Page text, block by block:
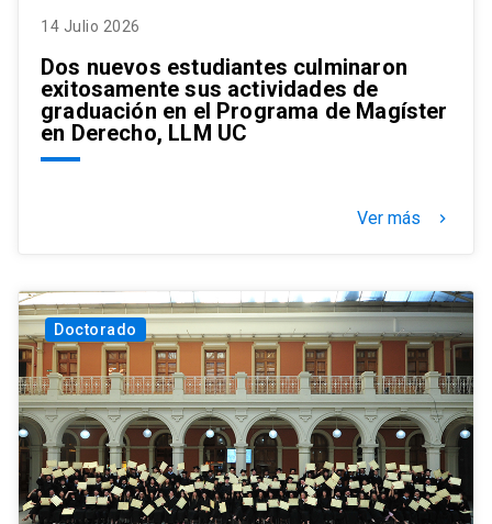
14 Julio 2026
Dos nuevos estudiantes culminaron
exitosamente sus actividades de
graduación en el Programa de Magíster
en Derecho, LLM UC
Ver más keyboard_arrow_right
Doctorado